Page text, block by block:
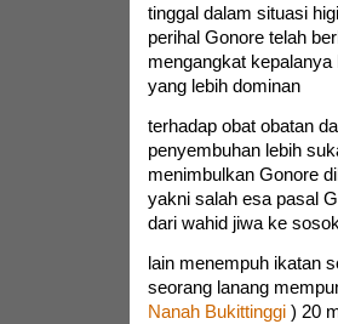
tinggal dalam situasi
perihal Gonore telah
mengangkat
yang lebih dominan
terhadap obat obatan
penyembuhan lebih
menimbulkan Gonore
yakni salah esa pasal
dari wahid jiwa ke sosok
lain menempuh ikatan
seorang lanang
Nanah Bukittinggi) 20